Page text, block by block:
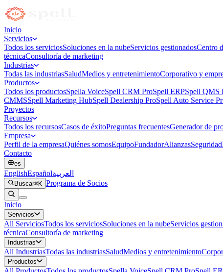
Inicio
Servicios
Todos los serviciosSoluciones en la nubeServicios gestionadosCentro
técnicaConsultoría de marketing
Industrias
Todas las industriasSaludMedios y entretenimientoCorporativo y
Productos
Todos los productosSpella VoiceSpell CRM ProSpell ERPSpell QMS
CMMSSpell Marketing HubSpell Dealership ProSpell Auto Service
Proyectos
Recursos
Todos los recursosCasos de éxitoPreguntas frecuentesGenerador de
Empresa
Perfil de la empresaQuiénes somosEquipoFundadorAlianzasSeguridad
Contacto
es
EnglishEspañolالعربية
Buscar⌘K Programa de Socios
Inicio
Servicios
All ServiciosTodos los serviciosSoluciones en la nubeServicios
técnicaConsultoría de marketing
Industrias
All IndustriasTodas las industriasSaludMedios y entretenimiento
Productos